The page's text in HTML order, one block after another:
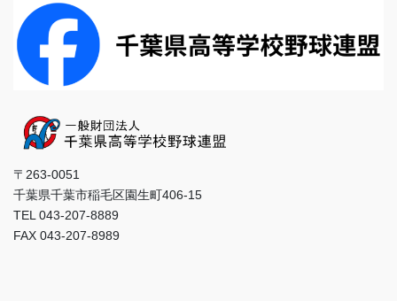
〒263-0051
千葉県千葉市稲毛区園生町406-15
TEL 043-207-8889
FAX 043-207-8989